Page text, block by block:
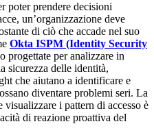
poter prendere decisioni
un’organizzazione deve
di ciò che accade nel suo
Okta ISPM (Identity Security
progettate per analizzare in
sicurezza delle identità,
che aiutano a identificare e
diventare problemi seri. La
visualizzare i pattern di accesso è
di reazione proattiva del